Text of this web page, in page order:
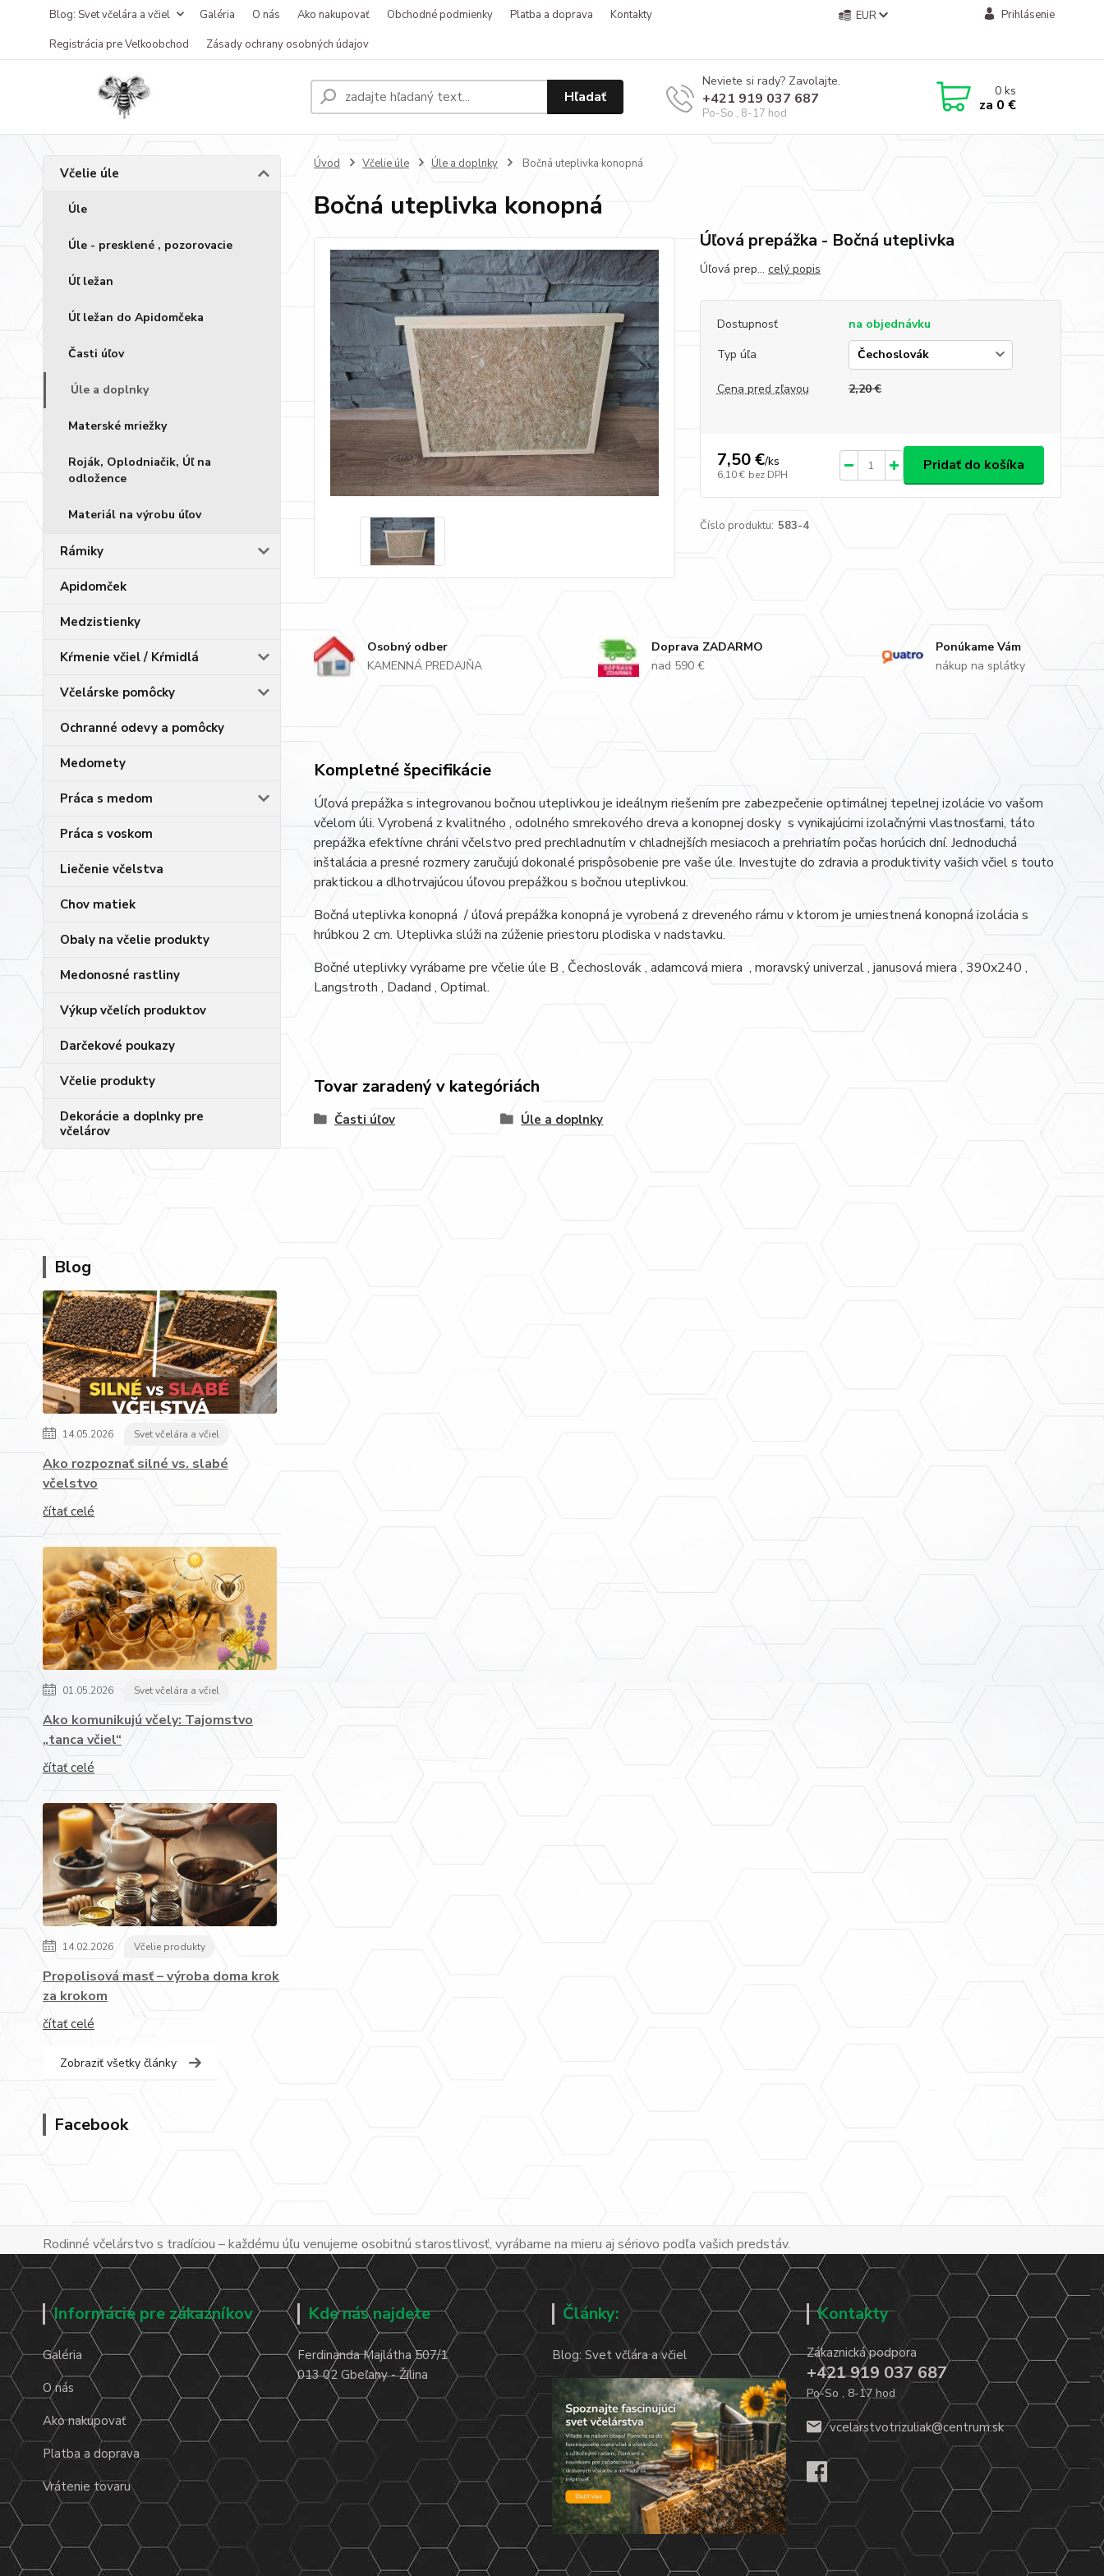
Blog: Svet včelára a včiel Galéria O nás Ako nakupovať Obchodné podmienky Platba a doprava
Kontakty
Registrácia pre Veľkoobchod
Zásady ochrany osobných údajov
EUR Prihlásenie
Hľadať
Neviete si rady? Zavolajte.
+421 919 037 687
Po-So , 8-17 hod
0ks
za 0 €
Včelie úle
Úle
Úle - presklené , pozorovacie
Úľ ležan
Úľ ležan do Apidomčeka
Časti úľov
Úle a doplnky
Materské mriežky
Roják, Oplodniačik, Úľ na
odložence
Materiál na výrobu úľov
Rámiky
Apidomček
Medzistienky
Kŕmenie včiel / Kŕmidlá
Včelárske pomôcky
Ochranné odevy a pomôcky
Medomety
Práca s medom
Práca s voskom
Liečenie včelstva
Chov matiek
Obaly na včelie produkty
Medonosné rastliny
Výkup včelích produktov
Darčekové poukazy
Včelie produkty
Dekorácie a doplnky pre
včelárov
Blog
14.05.2026 Svet včelára a včiel
Ako rozpoznať silné vs. slabé
včelstvo
čítať celé
01.05.2026 Svet včelára a včiel
Ako komunikujú včely: Tajomstvo
„tanca včiel“
čítať celé
14.02.2026 Včelie produkty
Propolisová masť – výroba doma krok
za krokom
čítať celé
Zobraziť všetky články
Facebook
Úvod Včelie úle Úle a doplnky Bočná uteplivka konopná
Bočná uteplivka konopná
Úľová prepážka - Bočná uteplivka
Úľová prep... celý popis
Dostupnosť
na objednávku
Typ úľa
Cena pred zľavou 2,20 €
7,50 €/ks
6,10 € bez DPH
Pridať do košíka
Číslo produktu: 583-4
Osobný odber
KAMENNÁ PREDAJŇA
Doprava ZADARMO
nad 590 €
Ponúkame Vám
nákup na splátky
Kompletné špecifikácie
Úľová prepážka s integrovanou bočnou uteplivkou je ideálnym riešením pre zabezpečenie optimálnej tepelnej izolácie vo vašom
včelom úli. Vyrobená z kvalitného , odolného smrekového dreva a konopnej dosky s vynikajúcimi izolačnými vlastnosťami, táto
prepážka efektívne chráni včelstvo pred prechladnutím v chladnejších mesiacoch a prehriatím počas horúcich dní. Jednoduchá
inštalácia a presné rozmery zaručujú dokonalé prispôsobenie pre vaše úle. Investujte do zdravia a produktivity vašich včiel s touto
praktickou a dlhotrvajúcou úľovou prepážkou s bočnou uteplivkou.
Bočná uteplivka konopná / úľová prepážka konopná je vyrobená z dreveného rámu v ktorom je umiestnená konopná izolácia s
hrúbkou 2 cm. Uteplivka slúži na zúženie priestoru plodiska v nadstavku.
Bočné uteplivky vyrábame pre včelie úle B , Čechoslovák , adamcová miera , moravský univerzal , janusová miera , 390x240 ,
Langstroth , Dadand , Optimal.
Tovar zaradený v kategóriách
Časti úľov Úle a doplnky
Rodinné včelárstvo s tradíciou – každému úľu venujeme osobitnú starostlivosť, vyrábame na mieru aj sériovo podľa vašich predstáv.
Informácie pre zákazníkov
Galéria
O nás
Ako nakupovať
Platba a doprava
Vrátenie tovaru
Kde nás najdete
Ferdinanda Majlátha 507/1
013 02 Gbeľany - Žilina
Články:
Blog: Svet včlára a včiel
Kontakty
Zákaznická podpora
+421 919 037 687
Po-So , 8-17 hod
vcelarstvotrizuliak@centrum.sk